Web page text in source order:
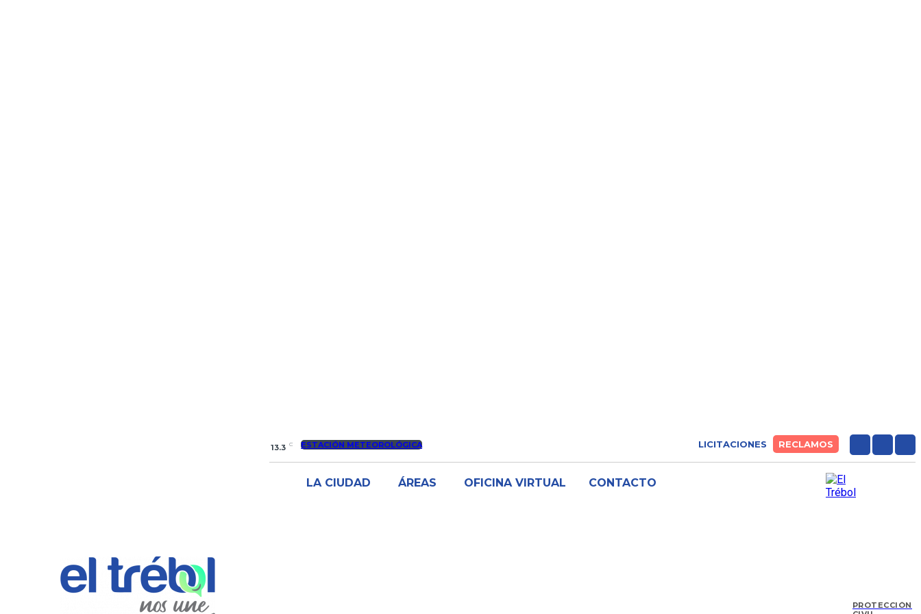
13.3 C ESTACIÓN METEOROLÓGICA LICITACIONES RECLAMOS
LA CIUDAD ÁREAS OFICINA VIRTUAL CONTACTO
PROTECCIÓN